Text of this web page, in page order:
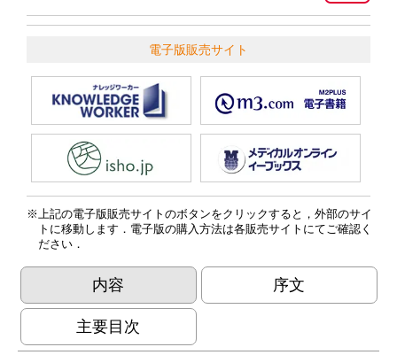
電子版販売サイト
上記の電子版販売サイトのボタンをクリックすると，外部のサイ
トに移動します．電子版の購入方法は各販売サイトにてご確認く
ださい．
内容 序文
主要目次